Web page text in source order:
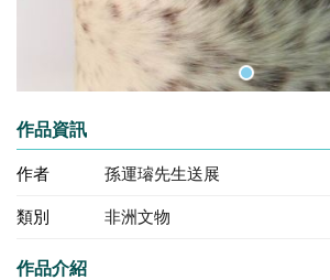
作品資訊
作者 孫運璿先生送展
類別 非洲文物
作品介紹